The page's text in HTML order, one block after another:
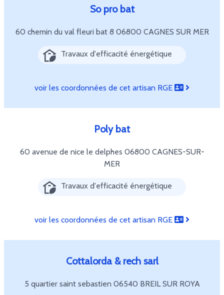
So pro bat
60 chemin du val fleuri bat 8 06800 CAGNES SUR MER
Travaux d'efficacité énergétique
voir les coordonnées de cet artisan RGE
Poly bat
60 avenue de nice le delphes 06800 CAGNES-SUR-
MER
Travaux d'efficacité énergétique
voir les coordonnées de cet artisan RGE
Cottalorda & rech sarl
5 quartier saint sebastien 06540 BREIL SUR ROYA